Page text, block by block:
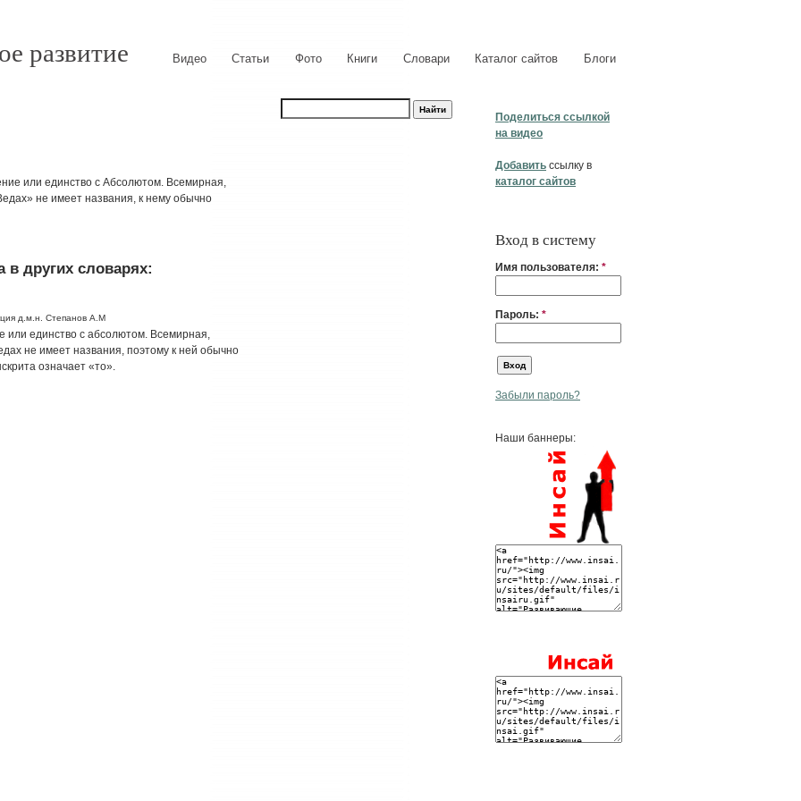
развитие Видео Статьи Фото Книги Словари Каталог сайтов Блоги
Поделиться ссылкой
на видео
Добавить ссылку в
каталог сайтов
Вход в систему
Имя пользователя: *
Пароль: *
Забыли пароль?
Наши баннеры:
или единство с Абсолютом. Всемирная,
не имеет названия, к нему обычно
в других словарях:
д.м.н. Степанов А.М
или единство с абсолютом. Всемирная,
не имеет названия, поэтому к ней обычно
означает «то».